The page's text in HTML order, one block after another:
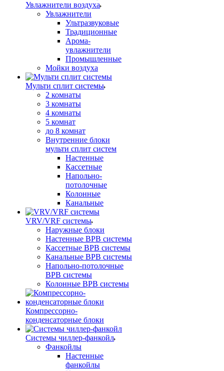
Увлажнители воздуха
Увлажнители
Ультразвуковые
Традиционные
Арома-
увлажнители
Промышленные
Мойки воздуха
Мульти сплит системы
2 комнаты
3 комнаты
4 комнаты
5 комнат
до 8 комнат
Внутренние блоки
мульти сплит систем
Настенные
Кассетные
Напольно-
потолочные
Колонные
Канальные
VRV/VRF системы
Наружные блоки
Настенные ВРВ системы
Кассетные ВРВ системы
Канальные ВРВ системы
Напольно-потолочные
ВРВ системы
Колонные ВРВ системы
Компрессорно-
конденсаторные блоки
Системы чиллер-фанкойл
Фанкойлы
Настенные
фанкойлы